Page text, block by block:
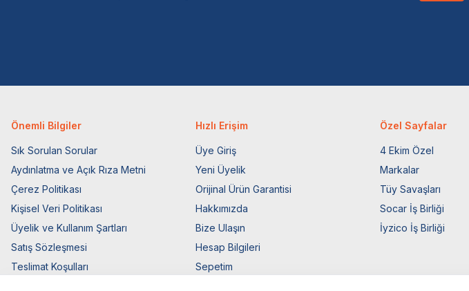
Önemli Bilgiler
Sık Sorulan Sorular
Aydınlatma ve Açık Rıza Metni
Çerez Politikası
Kişisel Veri Politikası
Üyelik ve Kullanım Şartları
Satış Sözleşmesi
Teslimat Koşulları
Hızlı Erişim
Üye Giriş
Yeni Üyelik
Orijinal Ürün Garantisi
Hakkımızda
Bize Ulaşın
Hesap Bilgileri
Sepetim
Özel Sayfalar
4 Ekim Özel
Markalar
Tüy Savaşları
Socar İş Birliği
İyzico İş Birliği